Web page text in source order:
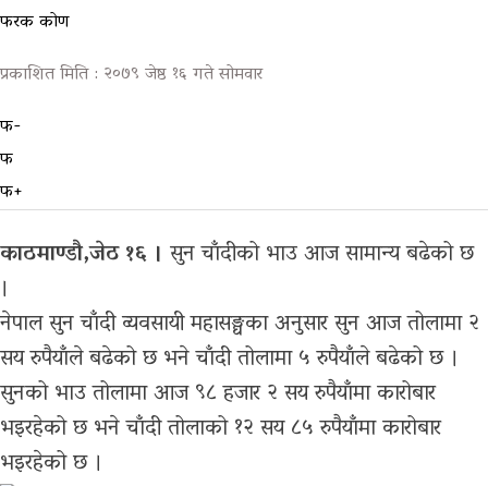
फरक कोण
प्रकाशित मिति : २०७९ जेष्ठ १६ गते सोमवार
फ-
फ
फ+
काठमाण्डौ,जेठ १६ । सुन चाँदीको भाउ आज सामान्य बढेको छ
।
नेपाल सुन चाँदी व्यवसायी महासङ्घका अनुसार सुन आज तोलामा २
सय रुपैयाँले बढेको छ भने चाँदी तोलामा ५ रुपैयाँले बढेको छ ।
सुनको भाउ तोलामा आज ९८ हजार २ सय रुपैयाँमा कारोबार
भइरहेको छ भने चाँदी तोलाको १२ सय ८५ रुपैयाँमा कारोबार
भइरहेको छ ।